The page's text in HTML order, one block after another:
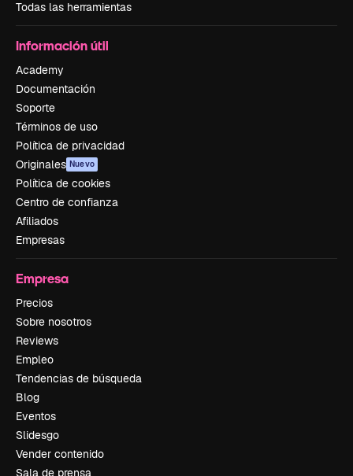
Todas las herramientas
Información útil
Academy
Documentación
Soporte
Términos de uso
Política de privacidad
Originales Nuevo
Política de cookies
Centro de confianza
Afiliados
Empresas
Empresa
Precios
Sobre nosotros
Reviews
Empleo
Tendencias de búsqueda
Blog
Eventos
Slidesgo
Vender contenido
Sala de prensa